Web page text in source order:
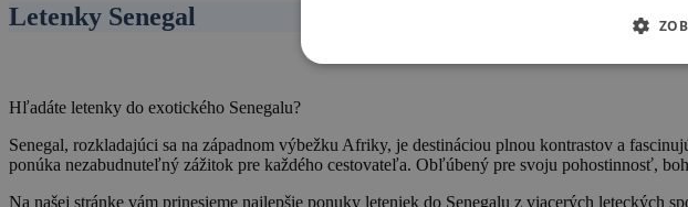
Letenky Senegal
Hľadáte letenky do exotického Senegalu?
Senegal, rozkladajúci sa na západnom výbežku Afriky, je destináciou plnou kontrastov a
ponúka nezabudnuteľný zážitok pre každého cestovateľa. Obľúbený pre svoju pohostinnosť,
Na našej stránke vám prinesieme najlepšie ponuky leteniek do Senegalu z viacerých leteckých